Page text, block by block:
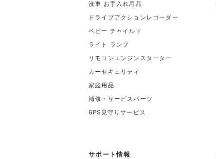
洗車 お手入れ用品
ドライブアクションレコーダー
ベビー チャイルド
ライト ランプ
リモコンエンジンスターター
カーセキュリティ
家庭用品
補修・サービスパーツ
GPS見守りサービス
サポート情報